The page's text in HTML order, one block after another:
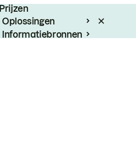
Prijzen
Oplossingen
Informatiebronnen